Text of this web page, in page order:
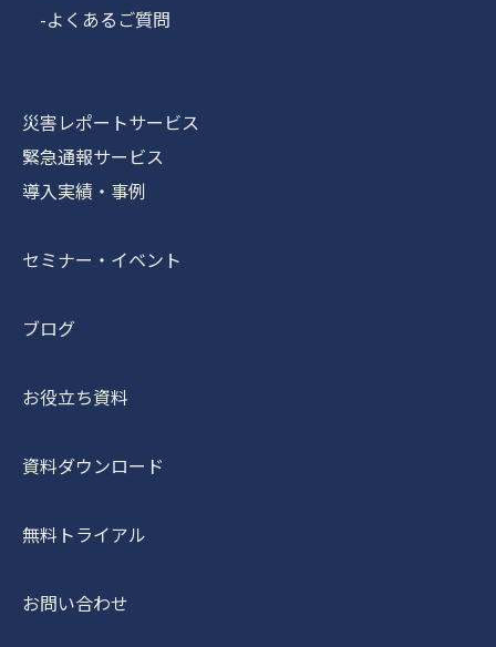
-よくあるご質問
災害レポートサービス
緊急通報サービス
導入実績・事例
セミナー・イベント
ブログ
お役立ち資料
資料ダウンロード
無料トライアル
お問い合わせ